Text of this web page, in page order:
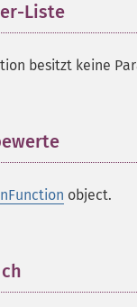
Liste
besitzt keine
object.